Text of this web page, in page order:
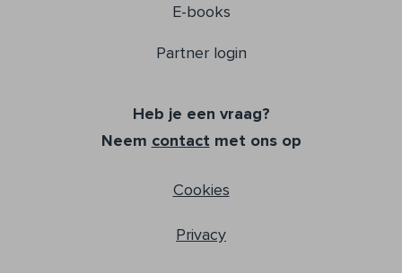
E-books
Partner login
Heb je een vraag?
Neem contact met ons op
Cookies
Privacy